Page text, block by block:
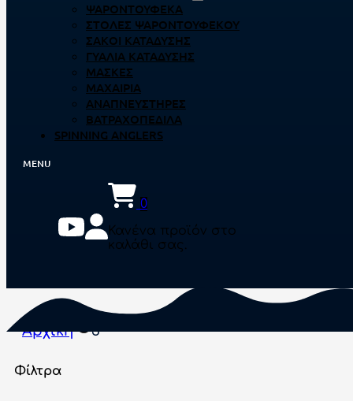
ΨΑΡΟΝΤΟΎΦΕΚΑ
ΣΤΟΛΈΣ ΨΑΡΟΝΤΟΎΦΕΚΟΥ
ΣΆΚΟΙ ΚΑΤΆΔΥΣΗΣ
ΓΥΑΛΙΆ ΚΑΤΆΔΥΣΗΣ
ΜΆΣΚΕΣ
ΜΑΧΑΊΡΙΑ
ΑΝΑΠΝΕΥΣΤΉΡΕΣ
ΒΑΤΡΑΧΟΠΈΔΙΛΑ
SPINNING ANGLERS
0
Κανένα προϊόν στο
καλάθι σας.
Αρχική 3
Φίλτρα